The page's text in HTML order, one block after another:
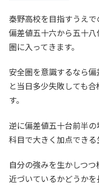
秦野高校を目指すうえ
偏差値五十六から五十
圏に入ってきます。
安全圏を意識するなら
と当日多少失敗しても
す。
逆に偏差値五十台前半
科目で大きく加点できる
自分の強みを生かしつ
近づいているかどうか